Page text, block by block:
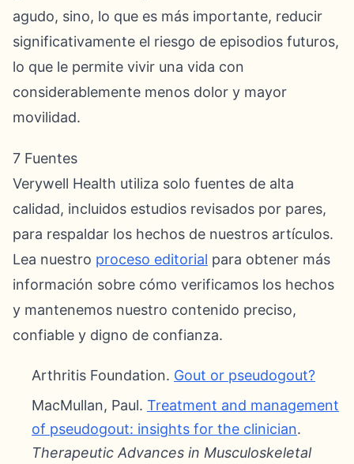
agudo, sino, lo que es más importante, reducir
significativamente el riesgo de episodios futuros,
lo que le permite vivir una vida con
considerablemente menos dolor y mayor
movilidad.
7 Fuentes
Verywell Health utiliza solo fuentes de alta
calidad, incluidos estudios revisados por pares,
para respaldar los hechos de nuestros artículos.
Lea nuestro proceso editorial para obtener más
información sobre cómo verificamos los hechos
y mantenemos nuestro contenido preciso,
confiable y digno de confianza.
Arthritis Foundation. Gout or pseudogout?
MacMullan, Paul. Treatment and management
of pseudogout: insights for the clinician.
Therapeutic Advances in Musculoskeletal